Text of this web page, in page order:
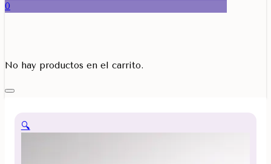
0
No hay productos en el carrito.
🔍